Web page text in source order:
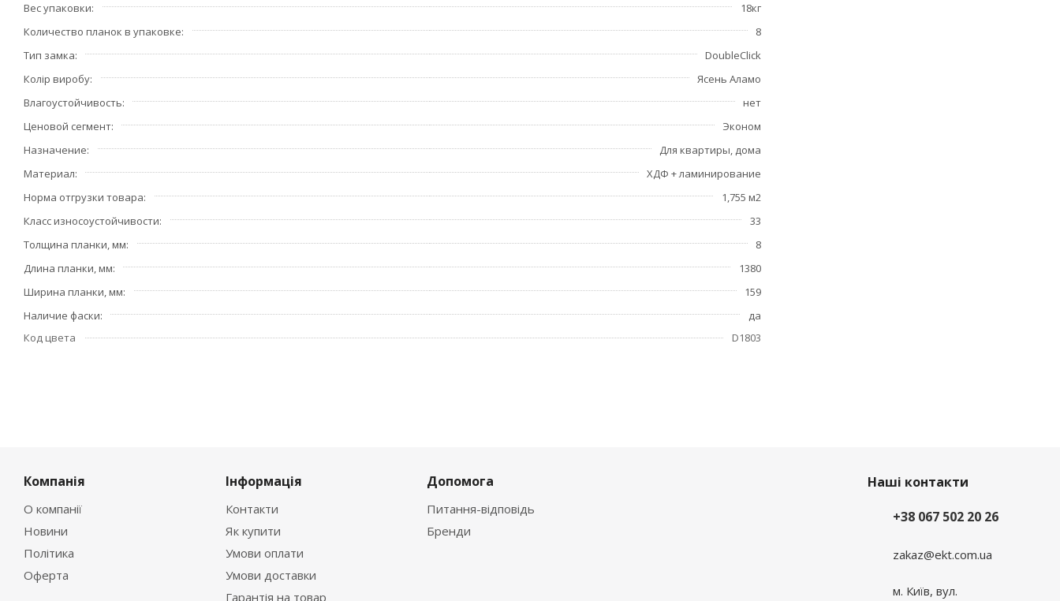
Вес упаковки
18кг
Количество планок в упаковке
8
Тип замка
DoubleClick
Колір виробу
Ясень Аламо
Влагоустойчивость
нет
Ценовой сегмент
Эконом
Назначение
Для квартиры, дома
Материал
ХДФ + ламинирование
Норма отгрузки товара
1,755 м2
Класс износоустойчивости
33
Толщина планки, мм
8
Длина планки, мм
1380
Ширина планки, мм
159
Наличие фаски
да
Код цвета
D1803
Компанія
О компанії
Новини
Політика
Оферта
Інформація
Контакти
Як купити
Умови оплати
Умови доставки
Гарантія на товар
Допомога
Питання-відповідь
Бренди
Наші контакти
+38 067 502 20 26
zakaz@ekt.com.ua
м. Київ, вул.